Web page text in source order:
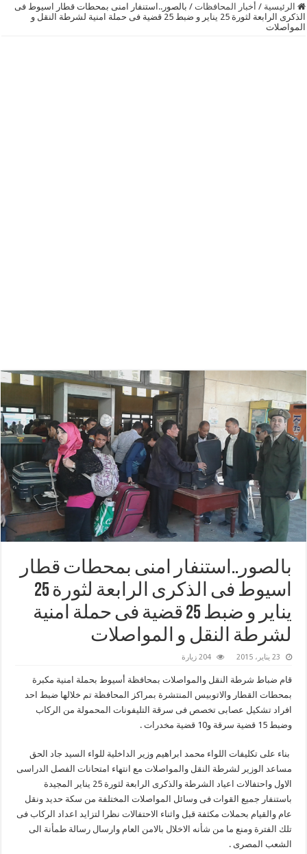
الرئيسية / أخبار المحافظات / بالصور..استنفار امنى بمحطات قطار اسيوط فى
الذكرى الرابعة لثورة 25 يناير و ضبط 25 قضية فى حملة امنية لشرطة النقل و
المواصلات
بالصور..استنفار امنى بمحطات قطار
اسيوط فى الذكرى الرابعة لثورة 25
يناير و ضبط 25 قضية فى حملة امنية
لشرطة النقل و المواصلات
23 يناير، 2015 204 زيارة
قام ضباط شرطة النقل والمواصلات بمحافظة أسيوط بحملة امنية مكبرة
بمحطات القطار والاتوبيس المنتشرة بمراكز المحافظة تم خلالها ضبط احد
افراد تشكيل عصابى تخصص فى سرقة التليفونات المحمولة من الركاب
وضبط 15 قضية سرقة و10 قضية مخدرات .
بناء على تكليفات اللواء محمد ابراهيم وزير الداخلية للواء السيد جاد الحق
مساعد الوزير لشرطة النقل والمواصلات مع انتهاء امتحانات الفصل الدراسى
الاول واحتفالات اعياد الشرطة والذكرى الرابعة لثورة 25 يناير المجيدة
باستنفار جميع القوات فى وسائل المواصلات المختلفة من سكة حديد ونقل
عام والقيام بحملات مكثفة قبل واثناء الاحتفالات نظرا لتزايد اعداد الركاب فى
تلك الفترة ومنع ما من شأنه الاخلال بالامن العام وارسال رسالة طمأنة الى
الشعب المصرى .